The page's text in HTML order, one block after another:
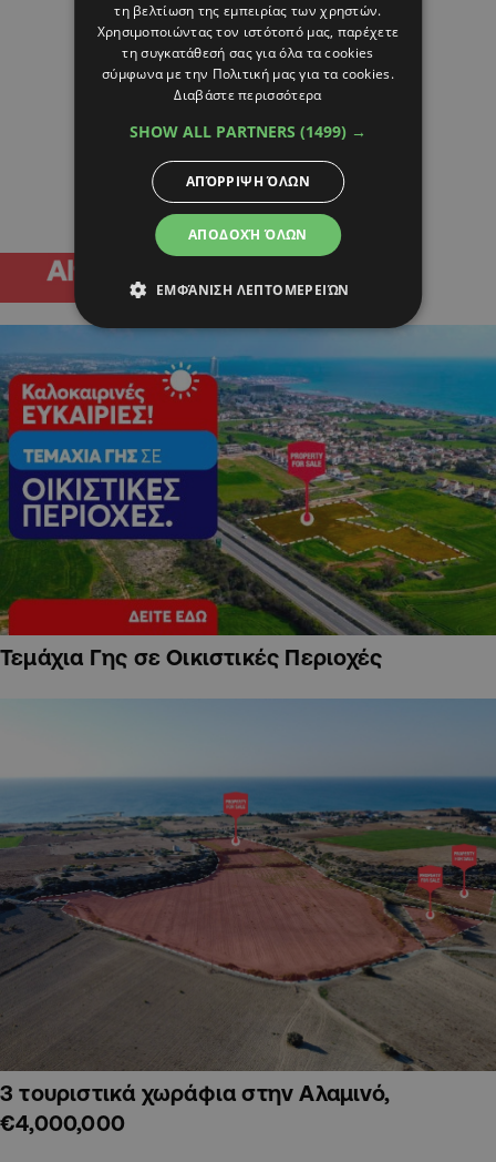
Τεμάχια Γης σε Οικιστικές Περιοχές
3 τουριστικά χωράφια στην Αλαμινό,
€4,000,000
τη βελτίωση της εμπειρίας των χρηστών.
Χρησιμοποιώντας τον ιστότοπό μας, παρέχετε
τη συγκατάθεσή σας για όλα τα cookies
σύμφωνα με την Πολιτική μας για τα cookies.
Διαβάστε περισσότερα
SHOW ALL PARTNERS (1499) →
ΑΠΟΔΟΧΉ ΌΛΩΝ
ΑΠΌΡΡΙΨΗ ΌΛΩΝ
ΕΜΦΆΝΙΣΗ ΛΕΠΤΟΜΕΡΕΙΏΝ